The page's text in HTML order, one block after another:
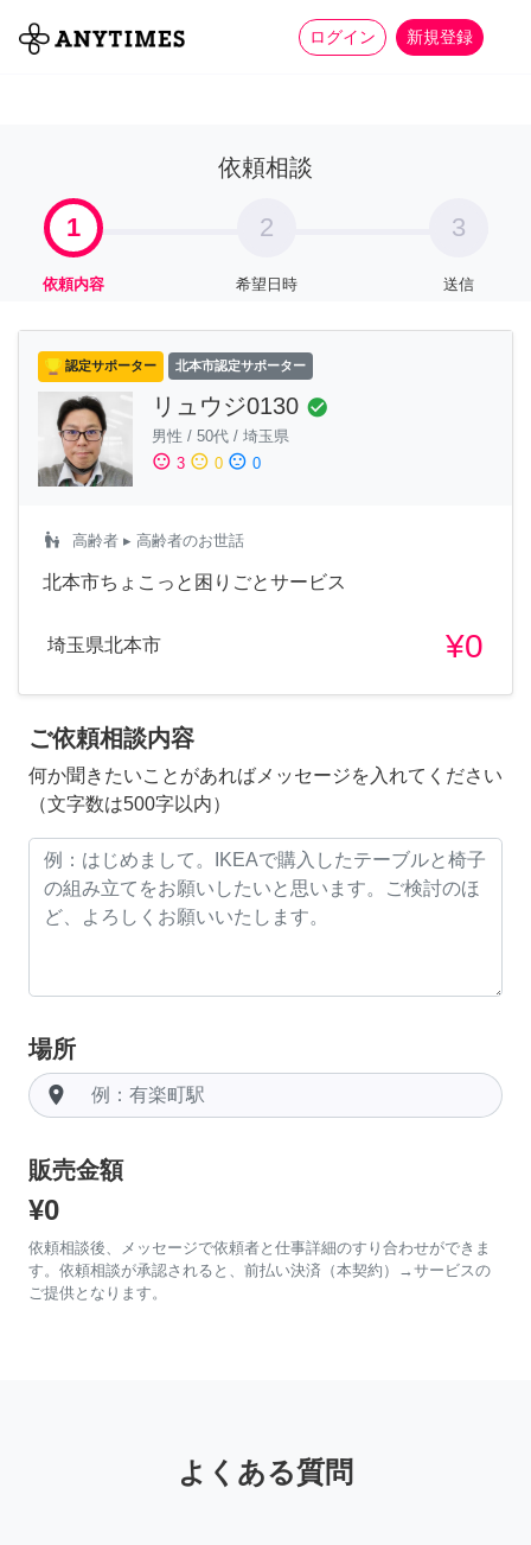
ログイン 新規登録
全て 家事 more_horiz
依頼相談
1
依頼内容
2
希望日時
3
送信
認定サポーター 北本市認定サポーター
リュウジ0130 check_circle
男性 / 50代 / 埼玉県
sentiment_satisfied 3 sentiment_neutral 0 sentiment_dissatisfied 0
escalator_warning 高齢者 ▸ 高齢者のお世話
北本市ちょこっと困りごとサービス
埼玉県北本市 ¥0
ご依頼相談内容
何か聞きたいことがあればメッセージを入れてください
（文字数は500字以内）
場所
room
販売金額
¥0
依頼相談後、メッセージで依頼者と仕事詳細のすり合わせができま
す。依頼相談が承認されると、前払い決済（本契約）→サービスの
ご提供となります。
よくある質問